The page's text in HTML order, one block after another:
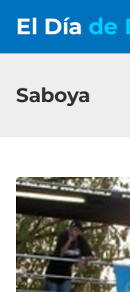
El Día de
Saboya